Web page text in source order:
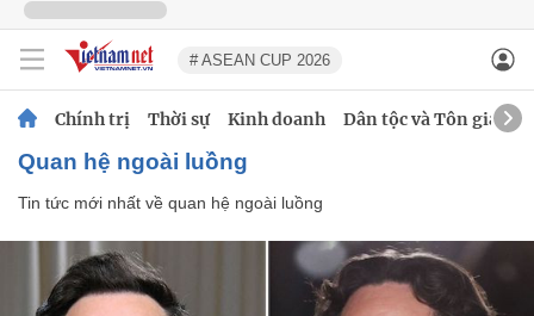
# ASEAN CUP 2026
Chính trị Thời sự Kinh doanh Dân tộc và Tôn giáo
quan hệ ngoài luồng
Tin tức mới nhất về quan hệ ngoài luồng